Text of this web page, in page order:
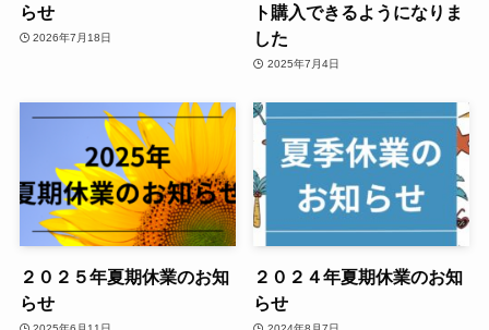
らせ
2026年7月18日
ト購入できるようになりま
した
2025年7月4日
２０２５年夏期休業のお知
らせ
２０２４年夏期休業のお知
らせ